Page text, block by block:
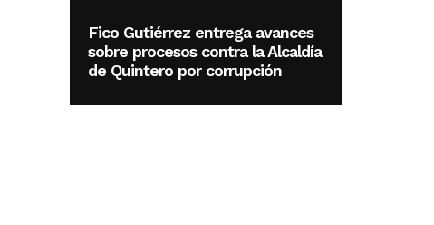
Fico Gutiérrez entrega avances
sobre procesos contra la Alcaldía
de Quintero por corrupción